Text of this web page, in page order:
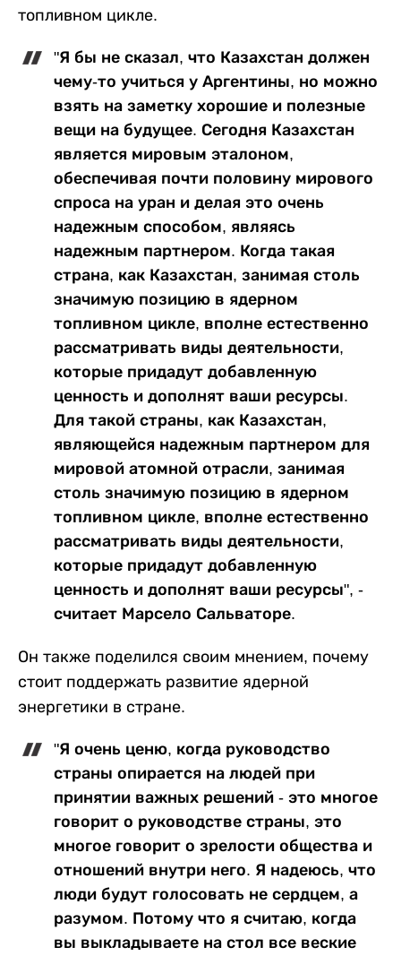
топливном цикле.
"Я бы не сказал, что Казахстан должен
чему-то учиться у Аргентины, но можно
взять на заметку хорошие и полезные
вещи на будущее. Сегодня Казахстан
является мировым эталоном,
обеспечивая почти половину мирового
спроса на уран и делая это очень
надежным способом, являясь
надежным партнером. Когда такая
страна, как Казахстан, занимая столь
значимую позицию в ядерном
топливном цикле, вполне естественно
рассматривать виды деятельности,
которые придадут добавленную
ценность и дополнят ваши ресурсы.
Для такой страны, как Казахстан,
являющейся надежным партнером для
мировой атомной отрасли, занимая
столь значимую позицию в ядерном
топливном цикле, вполне естественно
рассматривать виды деятельности,
которые придадут добавленную
ценность и дополнят ваши ресурсы", -
считает Марсело Сальваторе.
Он также поделился своим мнением, почему
стоит поддержать развитие ядерной
энергетики в стране.
"Я очень ценю, когда руководство
страны опирается на людей при
принятии важных решений - это многое
говорит о руководстве страны, это
многое говорит о зрелости общества и
отношений внутри него. Я надеюсь, что
люди будут голосовать не сердцем, а
разумом. Потому что я считаю, когда
вы выкладываете на стол все веские